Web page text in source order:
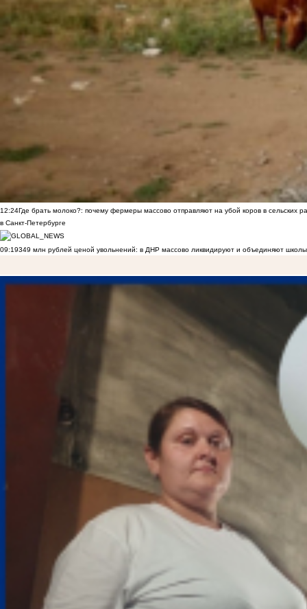
12:24Где брать молоко?: почему фермеры массово отправляют на убой коров в сельских
в Санкт-Петербурге
09:19349 млн рублей ценой увольнений: в ДНР массово ликвидируют и объединяют